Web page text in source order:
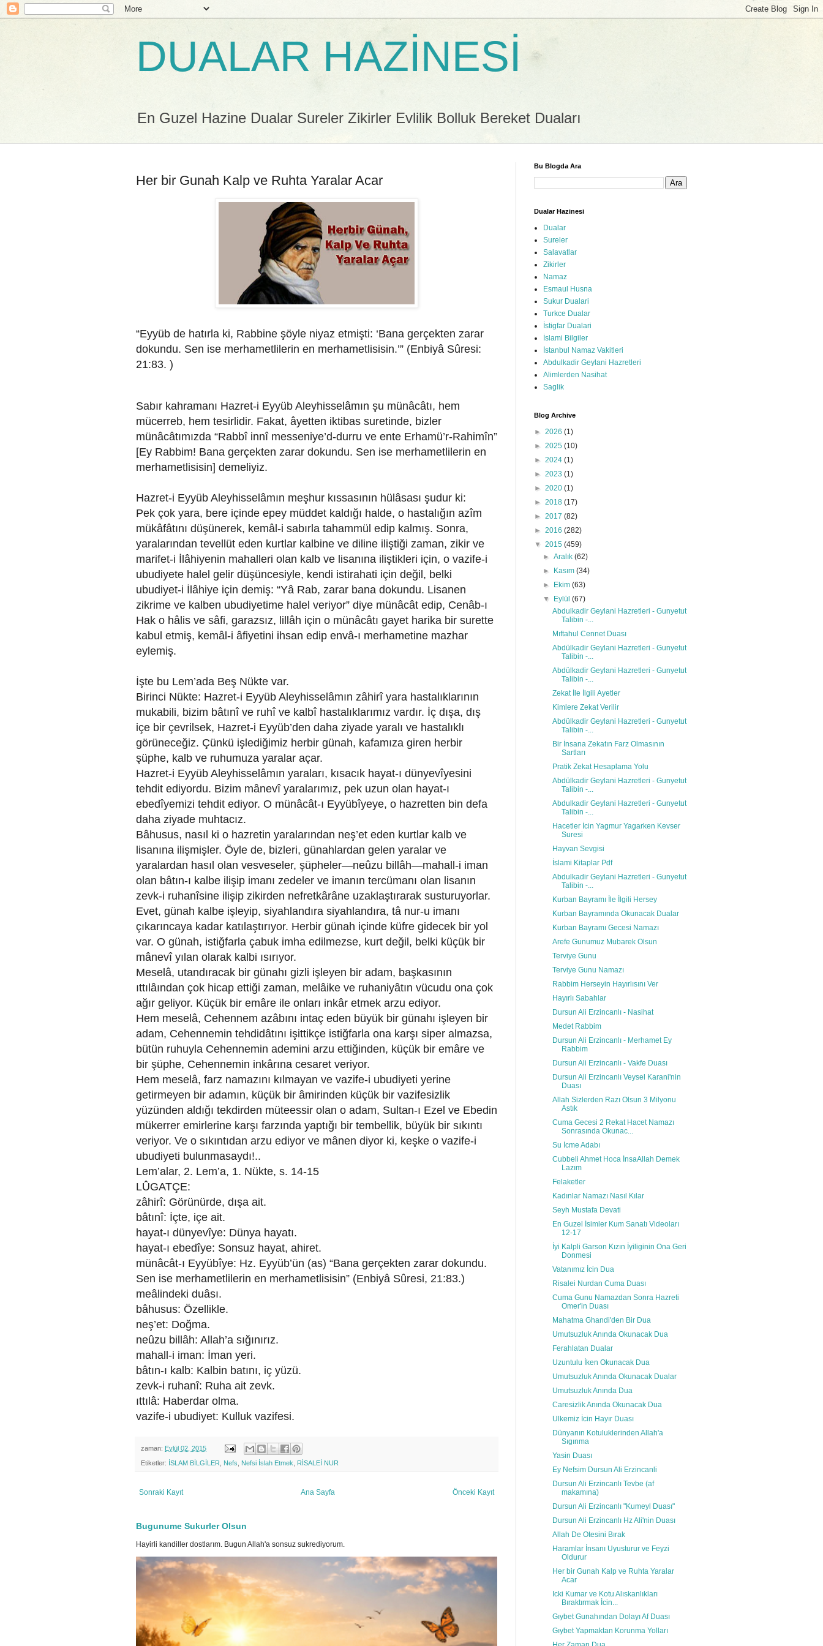
DUALAR HAZİNESİ
En Guzel Hazine Dualar Sureler Zikirler Evlilik Bolluk Bereket Duaları
Her bir Gunah Kalp ve Ruhta Yaralar Acar
“Eyyüb de hatırla ki, Rabbine şöyle niyaz etmişti: ‘Bana gerçekten zarar
dokundu. Sen ise merhametlilerin en merhametlisisin.’” (Enbiyâ Sûresi:
21:83. )
Sabır kahramanı Hazret-i Eyyüb Aleyhisselâmın şu münâcâtı, hem
mücerreb, hem tesirlidir. Fakat, âyetten iktibas suretinde, bizler
münâcâtımızda “Rabbî innî messeniye’d-durru ve ente Erhamü’r-Rahimîn”
[Ey Rabbim! Bana gerçekten zarar dokundu. Sen ise merhametlilerin en
merhametlisisin] demeliyiz.
Hazret-i Eyyüb Aleyhisselâmın meşhur kıssasının hülâsası şudur ki:
Pek çok yara, bere içinde epey müddet kaldığı halde, o hastalığın azîm
mükâfâtını düşünerek, kemâl-i sabırla tahammül edip kalmış. Sonra,
yaralarından tevellüt eden kurtlar kalbine ve diline iliştiği zaman, zikir ve
marifet-i İlâhiyenin mahalleri olan kalb ve lisanına iliştikleri için, o vazife-i
ubudiyete halel gelir düşüncesiyle, kendi istirahati için değil, belki
ubudiyet-i İlâhiye için demiş: “Yâ Rab, zarar bana dokundu. Lisanen
zikrime ve kalben ubudiyetime halel veriyor” diye münâcât edip, Cenâb-ı
Hak o hâlis ve sâfi, garazsız, lillâh için o münâcâtı gayet harika bir surette
kabul etmiş, kemâl-i âfiyetini ihsan edip envâ-ı merhametine mazhar
eylemiş.
İşte bu Lem’ada Beş Nükte var.
Birinci Nükte: Hazret-i Eyyüb Aleyhisselâmın zâhirî yara hastalıklarının
mukabili, bizim bâtınî ve ruhî ve kalbî hastalıklarımız vardır. İç dışa, dış
içe bir çevrilsek, Hazret-i Eyyüb’den daha ziyade yaralı ve hastalıklı
görüneceğiz. Çünkü işlediğimiz herbir günah, kafamıza giren herbir
şüphe, kalb ve ruhumuza yaralar açar.
Hazret-i Eyyüb Aleyhisselâmın yaraları, kısacık hayat-ı dünyevîyesini
tehdit ediyordu. Bizim mânevî yaralarımız, pek uzun olan hayat-ı
ebedîyemizi tehdit ediyor. O münâcât-ı Eyyübîyeye, o hazretten bin defa
daha ziyade muhtacız.
Bâhusus, nasıl ki o hazretin yaralarından neş’et eden kurtlar kalb ve
lisanına ilişmişler. Öyle de, bizleri, günahlardan gelen yaralar ve
yaralardan hasıl olan vesveseler, şüpheler—neûzu billâh—mahall-i iman
olan bâtın-ı kalbe ilişip imanı zedeler ve imanın tercümanı olan lisanın
zevk-i ruhanîsine ilişip zikirden nefretkârâne uzaklaştırarak susturuyorlar.
Evet, günah kalbe işleyip, siyahlandıra siyahlandıra, tâ nur-u imanı
çıkarıncaya kadar katılaştırıyor. Herbir günah içinde küfre gidecek bir yol
var. O günah, istiğfarla çabuk imha edilmezse, kurt değil, belki küçük bir
mânevî yılan olarak kalbi ısırıyor.
Meselâ, utandıracak bir günahı gizli işleyen bir adam, başkasının
ıttılâından çok hicap ettiği zaman, melâike ve ruhaniyâtın vücudu ona çok
ağır geliyor. Küçük bir emâre ile onları inkâr etmek arzu ediyor.
Hem meselâ, Cehennem azâbını intaç eden büyük bir günahı işleyen bir
adam, Cehennemin tehdidâtını işittikçe istiğfarla ona karşı siper almazsa,
bütün ruhuyla Cehennemin ademini arzu ettiğinden, küçük bir emâre ve
bir şüphe, Cehennemin inkârına cesaret veriyor.
Hem meselâ, farz namazını kılmayan ve vazife-i ubudiyeti yerine
getirmeyen bir adamın, küçük bir âmirinden küçük bir vazifesizlik
yüzünden aldığı tekdirden müteessir olan o adam, Sultan-ı Ezel ve Ebedin
mükerrer emirlerine karşı farzında yaptığı bir tembellik, büyük bir sıkıntı
veriyor. Ve o sıkıntıdan arzu ediyor ve mânen diyor ki, keşke o vazife-i
ubudiyeti bulunmasaydı!..
Lem’alar, 2. Lem’a, 1. Nükte, s. 14-15
LÛGATÇE:
zâhirî: Görünürde, dışa ait.
bâtınî: İçte, içe ait.
hayat-ı dünyevîye: Dünya hayatı.
hayat-ı ebedîye: Sonsuz hayat, ahiret.
münâcât-ı Eyyübîye: Hz. Eyyüb’ün (as) “Bana gerçekten zarar dokundu.
Sen ise merhametlilerin en merhametlisisin” (Enbiyâ Sûresi, 21:83.)
meâlindeki duâsı.
bâhusus: Özellikle.
neş’et: Doğma.
neûzu billâh: Allah’a sığınırız.
mahall-i iman: İman yeri.
bâtın-ı kalb: Kalbin batını, iç yüzü.
zevk-i ruhanî: Ruha ait zevk.
ıttılâ: Haberdar olma.
vazife-i ubudiyet: Kulluk vazifesi.
zaman: Eylül 02, 2015
Etiketler: İSLAM BİLGİLER Nefs Nefsi İslah Etmek RİSALEİ NUR
Sonraki Kayıt Önceki Kayıt
Ana Sayfa
Bugunume Sukurler Olsun
Hayirli kandiller dostlarım. Bugun Allah'a sonsuz sukrediyorum.
Bu Blogda Ara
Dualar Hazinesi
Dualar
Sureler
Salavatlar
Zikirler
Namaz
Esmaul Husna
Sukur Dualari
Turkce Dualar
İstigfar Dualari
İslami Bilgiler
İstanbul Namaz Vakitleri
Abdulkadir Geylani Hazretleri
Alimlerden Nasihat
Saglik
Blog Archive
► 2026 (1)
► 2025 (10)
► 2024 (1)
► 2023 (1)
► 2020 (1)
► 2018 (17)
► 2017 (82)
► 2016 (282)
▼ 2015 (459)
►Aralık(62)
►
Kasım(34)
►
Ekim(63)
▼
Eylül(67)
Abdulkadir Geylani Hazretleri - Gunyetut
Talibin -...
Mıftahul Cennet Duası
Abdülkadir Geylani Hazretleri - Gunyetut
Talibin -...
Abdülkadir Geylani Hazretleri - Gunyetut
Talibin -...
Zekat İle İlgili Ayetler
Kimlere Zekat Verilir
Abdülkadir Geylani Hazretleri - Gunyetut
Talibin -...
Bir İnsana Zekatın Farz Olmasının
Sartları
Pratik Zekat Hesaplama Yolu
Abdülkadir Geylani Hazretleri - Gunyetut
Talibin -...
Abdulkadir Geylani Hazretleri - Gunyetut
Talibin -...
Hacetler İcin Yagmur Yagarken Kevser
Suresi
Hayvan Sevgisi
İslami Kitaplar Pdf
Abdulkadir Geylani Hazretleri - Gunyetut
Talibin -...
Kurban Bayramı İle İlgili Hersey
Kurban Bayramında Okunacak Dualar
Kurban Bayramı Gecesi Namazı
Arefe Gunumuz Mubarek Olsun
Terviye Gunu
Terviye Gunu Namazı
Rabbim Herseyin Hayırlısını Ver
Hayırlı Sabahlar
Dursun Ali Erzincanlı - Nasihat
Medet Rabbim
Dursun Ali Erzincanlı - Merhamet Ey
Rabbim
Dursun Ali Erzincanlı - Vakfe Duası
Dursun Ali Erzincanlı Veysel Karani'nin
Duası
Allah Sizlerden Razı Olsun 3 Milyonu
Astık
Cuma Gecesi 2 Rekat Hacet Namazı
Sonrasında Okunac...
Su İcme Adabı
Cubbeli Ahmet Hoca İnsaAllah Demek
Lazım
Felaketler
Kadınlar Namazı Nasıl Kılar
Seyh Mustafa Devati
En Guzel İsimler Kum Sanatı Videoları
12-17
İyi Kalpli Garson Kızın İyiliginin Ona Geri
Donmesi
Vatanımız İcin Dua
Risalei Nurdan Cuma Duası
Cuma Gunu Namazdan Sonra Hazreti
Omer'in Duası
Mahatma Ghandi'den Bir Dua
Umutsuzluk Anında Okunacak Dua
Ferahlatan Dualar
Uzuntulu İken Okunacak Dua
Umutsuzluk Anında Okunacak Dualar
Umutsuzluk Anında Dua
Caresizlik Anında Okunacak Dua
Ulkemiz İcin Hayır Duası
Dünyanın Kotuluklerinden Allah'a
Sıgınma
Yasin Duası
Ey Nefsim Dursun Ali Erzincanli
Dursun Ali Erzincanlı Tevbe (af
makamına)
Dursun Ali Erzincanlı "Kumeyl Duası"
Dursun Ali Erzincanlı Hz Ali'nin Duası
Allah De Otesini Bırak
Haramlar İnsanı Uyusturur ve Feyzi
Oldurur
Her bir Gunah Kalp ve Ruhta Yaralar
Acar
Icki Kumar ve Kotu Alıskanlıkları
Bıraktırmak İcin...
Gıybet Gunahından Dolayı Af Duası
Gıybet Yapmaktan Korunma Yolları